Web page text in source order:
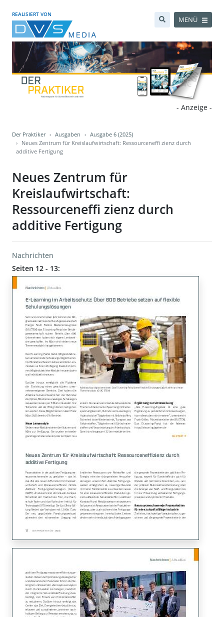
REALISIERT VON
MENÜ
- Anzeige -
Der Praktiker Ausgaben
Ausgabe 6 (2025)
Neues Zentrum für Kreislaufwirtschaft: Ressourceneffi zienz durch
additive Fertigung
Neues Zentrum für
Kreislaufwirtschaft:
Ressourceneffi zienz durch
additive Fertigung
Nachrichten
Seiten 12 - 13: